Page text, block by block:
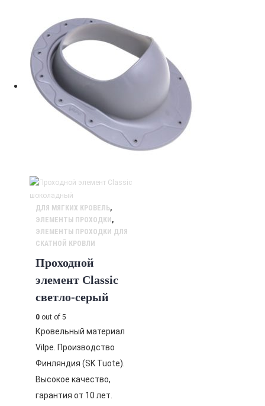
ДЛЯ МЯГКИХ КРОВЕЛЬ,
ЭЛЕМЕНТЫ ПРОХОДКИ ,
ЭЛЕМЕНТЫ ПРОХОДКИ ДЛЯ
СКАТНОЙ КРОВЛИ
Проходной
элемент Classic
светло-серый
0 out of 5
Кровельный материал
Vilpe. Производство
Финляндия (SK Tuote).
Высокое качество,
гарантия от 10 лет.